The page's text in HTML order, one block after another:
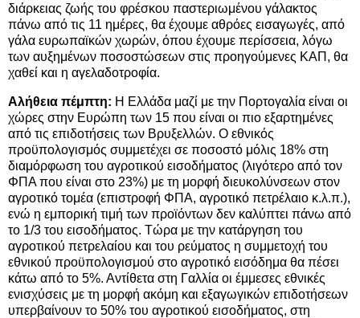
διάρκειας ζωής του φρέσκου παστεριωμένου γάλακτος
πάνω από τις 11 ημέρες, θα έχουμε αθρόες εισαγωγές, από
γάλα ευρωπαϊκών χωρών, όπου έχουμε περίσσεια, λόγω
των αυξημένων ποσοστώσεων στις προηγούμενες ΚΑΠ, θα
χαθεί και η αγελαδοτροφία.
Αλήθεια πέμπτη: Η Ελλάδα μαζί με την Πορτογαλία είναι οι
χώρες στην Ευρώπη των 15 που είναι οι πιο εξαρτημένες
από τις επιδοτήσεις των Βρυξελλών. Ο εθνικός
προϋπολογισμός συμμετέχει σε ποσοστό μόλις 18% στη
διαμόρφωση του αγροτικού εισοδήματος (λιγότερο από τον
ΦΠΑ που είναι στο 23%) με τη μορφή διευκολύνσεων στον
αγροτικό τομέα (επιστροφή ΦΠΑ, αγροτικό πετρέλαιο κ.λ.π.),
ενώ η εμπορική τιμή των προϊόντων δεν καλύπτει πάνω από
το 1/3 του εισοδήματος. Τώρα με την κατάργηση του
αγροτικού πετρελαίου και του ρεύματος η συμμετοχή του
εθνικού προϋπολογισμού στο αγροτικό εισόδημα θα πέσει
κάτω από το 5%. Αντίθετα στη Γαλλία οι έμμεσες εθνικές
ενισχύσεις με τη μορφή ακόμη και εξαγωγικών επιδοτήσεων
υπερβαίνουν το 50% του αγροτικού εισοδήματος, στη